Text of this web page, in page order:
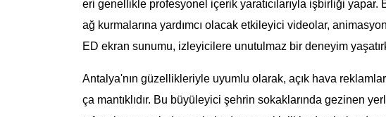
eri genellikle profesyonel içerik yaratıcılarıyla işbirliği
ağ kurmalarına yardımcı olacak etkileyici videolar,
ED ekran sunumu, izleyicilere unutulmaz bir deneyim
Antalya'nın güzellikleriyle uyumlu olarak, açık hava
ça mantıklıdır. Bu büyüleyici şehrin sokaklarında gezinen